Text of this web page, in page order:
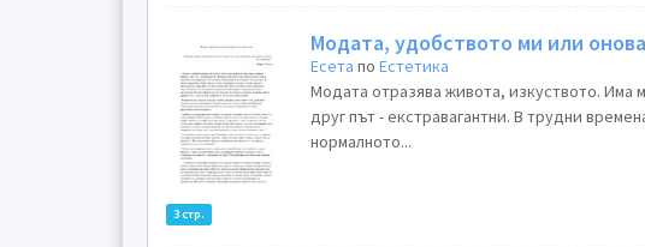
3 стр.
Модата, удобството ми или
Есета поЕстетика
Mодата отразява живота, изкуството. Има
друг път - екстравагантни. В трудни
нормалното...